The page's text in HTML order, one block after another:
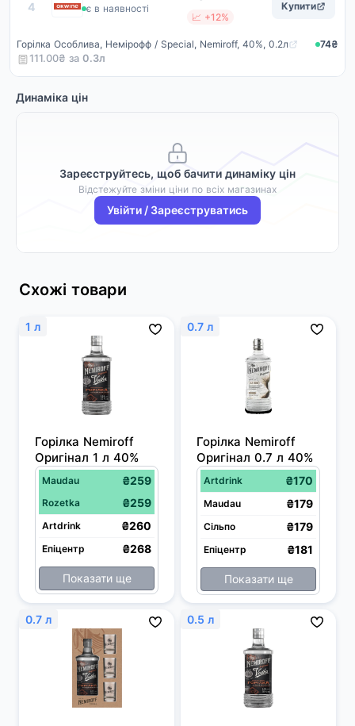
4 Okwine
є в наявності
📈 +12%
Купити
Горілка Особлива, Немірофф / Special, Nemiroff, 40%, 0.2л
74₴
111.00₴ за 0.3л
Динаміка цін
Зареєструйтесь, щоб бачити динаміку цін
Відстежуйте зміни ціни по всіх магазинах
Увійти / Зареєструватись
Схожі товари
1 л
Горілка Nemiroff
Оригінал 1 л 40%
Maudau ₴259
Rozetka ₴259
Artdrink ₴260
Епіцентр ₴268
Показати ще
0.7 л
Горiлка Nemiroff
Оригінал 0.7 л 40%
Artdrink ₴170
Maudau ₴179
Сільпо ₴179
Епіцентр ₴181
Показати ще
0.7 л 0.5 л